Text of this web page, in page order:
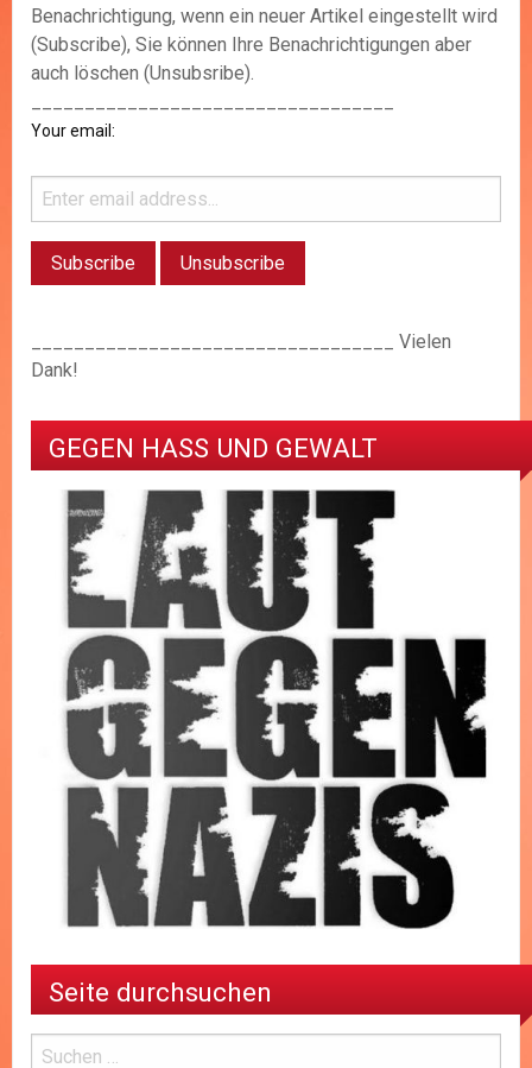
Benachrichtigung, wenn ein neuer Artikel eingestellt wird
(Subscribe), Sie können Ihre Benachrichtigungen aber
auch löschen (Unsubsribe).
Your email:
__________________________________ Vielen
Dank!
GEGEN HASS UND GEWALT
Seite durchsuchen